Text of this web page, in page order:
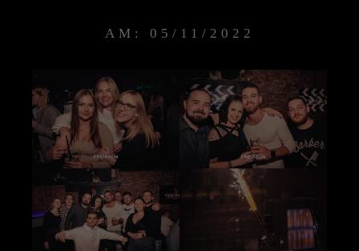
/ 365days
We offer support for our customers
Mon - Fri 8:00am - 5:00pm
(GMT +1)
Get in touch
Cybersteel Inc.
376-293 City Road, Suite 600
San Francisco, CA 94102
AM: 05/11/2022